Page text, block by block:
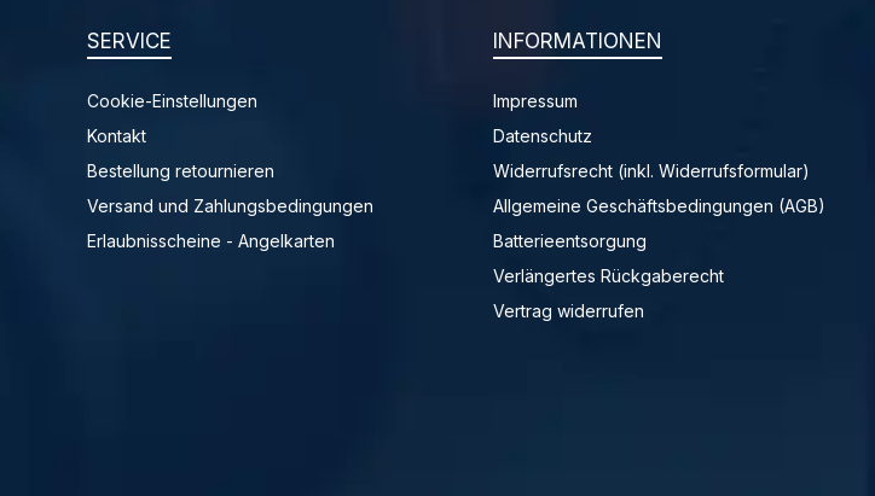
SERVICE
Cookie-Einstellungen
Kontakt
Bestellung retournieren
Versand und Zahlungsbedingungen
Erlaubnisscheine - Angelkarten
INFORMATIONEN
Impressum
Datenschutz
Widerrufsrecht (inkl. Widerrufsformular)
Allgemeine Geschäftsbedingungen (AGB)
Batterieentsorgung
Verlängertes Rückgaberecht
Vertrag widerrufen